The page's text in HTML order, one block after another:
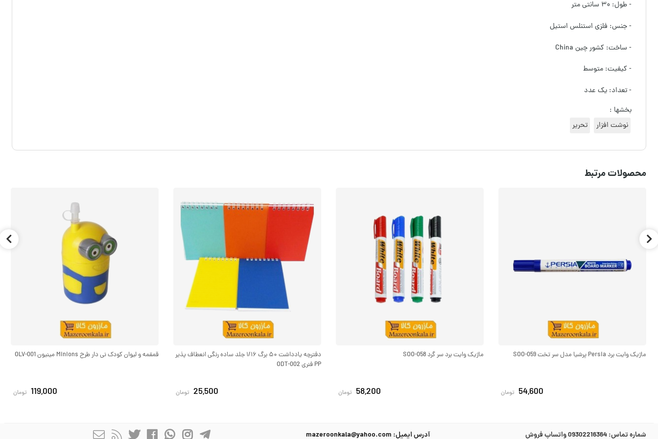
- طول: ۳۰ سانتی متر
- جنس:‌ فلزی استنلس استیل
- ساخت: کشور چین China
- کیفیت: متوسط
- تعداد: یک عدد
بخشها :
نوشت افزار
تحریر
محصولات مرتبط
ماژیک وایت برد Persia پرشیا مدل سر تخت SOO-059
54,600 تومان
ماژیک وایت برد سر گرد SOO-058
58,200 تومان
دفترچه یادداشت ۵۰ برگ ۱/۱۶ جلد ساده رنگی انعطاف پذیر
PP فنری ODT-002
25,500 تومان
قمقمه و لیوان کودک نی دار طرح Minions مینیون OLV-001
119,000 تومان
شماره تماس:09302216364 واتساپ فروش آدرس ایمیل: mazeroonkala@yahoo.com